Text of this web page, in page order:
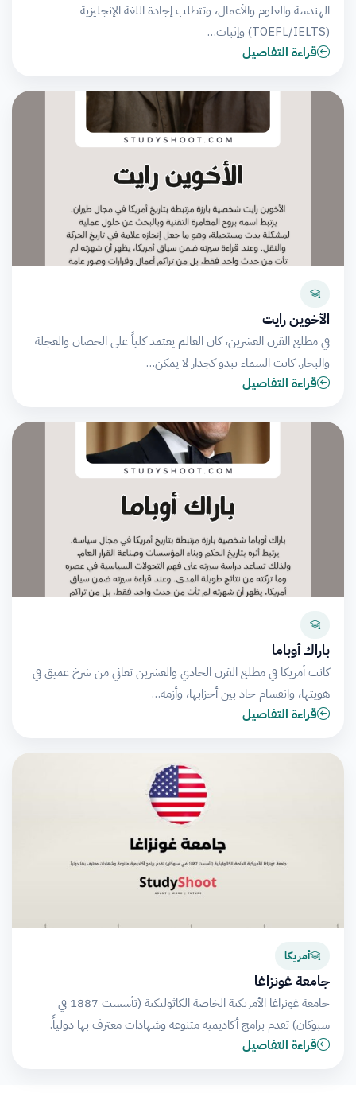
الهندسة والعلوم والأعمال، وتتطلب إجادة اللغة الإنجليزية
(TOEFL/IELTS) وإثبات…
قراءة التفاصيل
الأخوين رايت
في مطلع القرن العشرين، كان العالم يعتمد كلياً على الحصان والعجلة
والبخار. كانت السماء تبدو كجدار لا يمكن…
قراءة التفاصيل
باراك أوباما
كانت أمريكا في مطلع القرن الحادي والعشرين تعاني من شرخ عميق في
هويتها، وانقسام حاد بين أحزابها، وأزمة…
قراءة التفاصيل
أمريكا
جامعة غونزاغا
جامعة غونزاغا الأمريكية الخاصة الكاثوليكية (تأسست 1887 في
سبوكان) تقدم برامج أكاديمية متنوعة وشهادات معترف بها دولياً.
قراءة التفاصيل